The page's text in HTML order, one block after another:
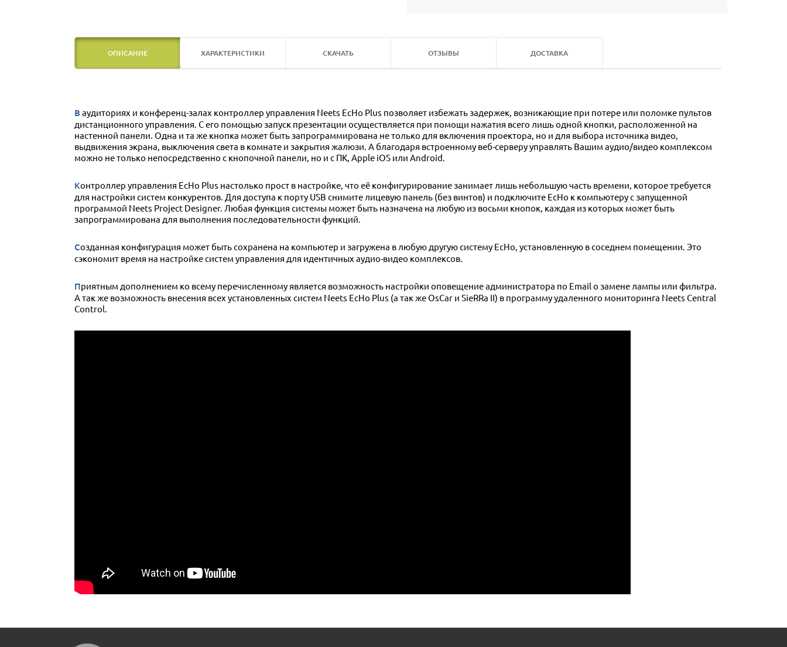
ОПИСАНИЕ ХАРАКТЕРИСТИКИ СКАЧАТЬ ОТЗЫВЫ ДОСТАВКА
В аудиториях и конференц-залах контроллер управления Neets EcHo Plus позволяет избежать задержек, возникающие при потере или поломке пультов
дистанционного управления. С его помощью запуск презентации осуществляется при помощи нажатия всего лишь одной кнопки, расположенной на
настенной панели. Одна и та же кнопка может быть запрограммирована не только для включения проектора, но и для выбора источника видео,
выдвижения экрана, выключения света в комнате и закрытия жалюзи. А благодаря встроенному веб-серверу управлять Вашим аудио/видео комплексом
можно не только непосредственно с кнопочной панели, но и с ПК, Apple iOS или Android.
Контроллер управления EcHo Plus настолько прост в настройке, что её конфигурирование занимает лишь небольшую часть времени, которое требуется
для настройки систем конкурентов. Для доступа к порту USB снимите лицевую панель (без винтов) и подключите EcHo к компьютеру с запущенной
программой Neets Project Designer. Любая функция системы может быть назначена на любую из восьми кнопок, каждая из которых может быть
запрограммирована для выполнения последовательности функций.
Созданная конфигурация может быть сохранена на компьютер и загружена в любую другую систему EcHo, установленную в соседнем помещении. Это
сэкономит время на настройке систем управления для идентичных аудио-видео комплексов.
Приятным дополнением ко всему перечисленному является возможность настройки оповещение администратора по Email о замене лампы или фильтра.
А так же возможность внесения всех установленных систем Neets EcHo Plus (а так же OsCar и SieRRa II) в программу удаленного мониторинга Neets Central
Control.